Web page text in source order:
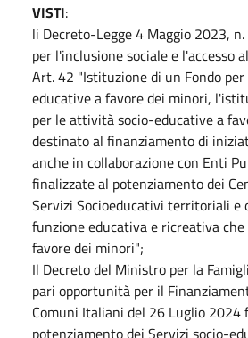
VISTI:
li Decreto-Legge 4 Maggio 2023,
per l'inclusione sociale e l'accesso
Art. 42 "Istituzione di un Fondo
educative a favore dei minori,
per le attività socio-educative a
destinato al finanziamento di
anche in collaborazione con Enti
finalizzate al potenziamento dei
Servizi Socioeducativi territoriali e
funzione educativa e ricreativa
favore dei minori";
Il Decreto del Ministro per la
pari opportunità per il
Comuni Italiani del 26 Luglio 2024
potenziamento dei Servizi socio-